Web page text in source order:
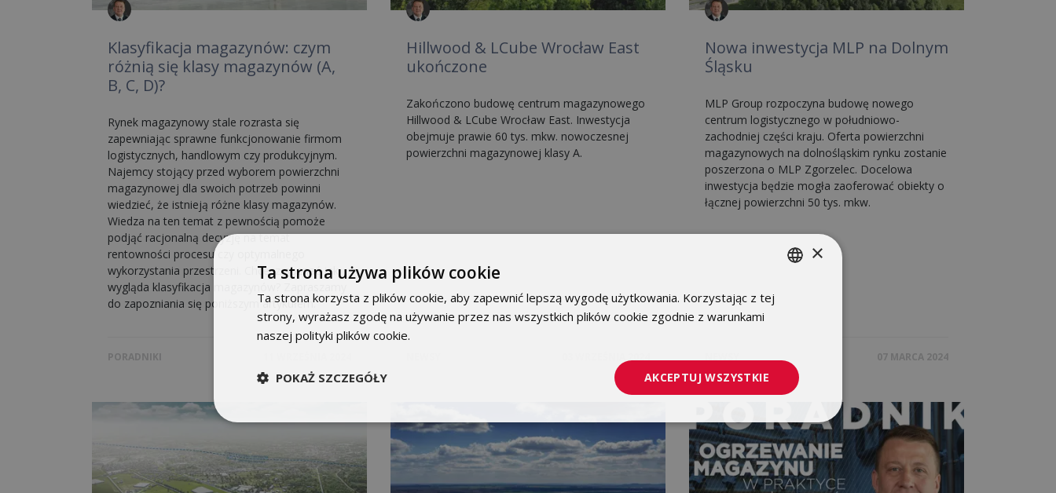
Klasyfikacja magazynów: czym
różnią się klasy magazynów (A,
B, C, D)?
Rynek magazynowy stale rozrasta się
zapewniając sprawne funkcjonowanie firmom
logistycznych, handlowym czy produkcyjnym.
Najemcy stojący przed wyborem powierzchni
magazynowej dla swoich potrzeb powinni
wiedzieć, że istnieją różne klasy magazynów.
Wiedza na ten temat z pewnością pomoże
podjąć racjonalną decyzję na temat
rentowności procesu czy optymalnego
wykorzystania przestrzeni. Chcesz poznać jak
wygląda klasyfikacja magazynów? Zapraszamy
do zapozniania się poniższym artykułem.
PORADNIKI
Hillwood & LCube Wrocław East
ukończone
Zakończono budowę centrum magazynowego
Hillwood & LCube Wrocław East. Inwestycja
obejmuje prawie 60 tys. mkw. nowoczesnej
powierzchni magazynowej klasy A.
Nowa inwestycja MLP na Dolnym
Śląsku
MLP Group rozpoczyna budowę nowego
centrum logistycznego w południowo-
zachodniej części kraju. Oferta powierzchni
magazynowych na dolnośląskim rynku zostanie
poszerzona o MLP Zgorzelec. Docelowa
inwestycja będzie mogła zaoferować obiekty o
łącznej powierzchni 50 tys. mkw.
07 MARCA 2024
×
Ta strona używa plików cookie
Ta strona korzysta z plików cookie, aby zapewnić lepszą wygodę użytkowania. Korzystając z tej
strony, wyrażasz zgodę na używanie przez nas wszystkich plików cookie zgodnie z warunkami
naszej polityki plików cookie.
AKCEPTUJ WSZYSTKIE
POKAŻ SZCZEGÓŁY